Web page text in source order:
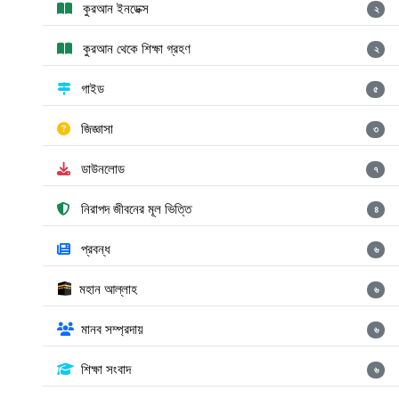
কুরআন ইনডেক্স ২
কুরআন থেকে শিক্ষা গ্রহণ ২
গাইড ৫
জিজ্ঞাসা ৩
ডাউনলোড ৭
নিরাপদ জীবনের মূল ভিত্তি ৪
প্রবন্ধ ৬
মহান আল্লাহ ৬
মানব সম্প্রদায় ৬
শিক্ষা সংবাদ ৬